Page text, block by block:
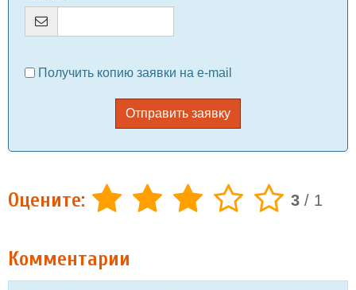
Получить копию заявки на e-mail
Отправить заявку
Оцените: 3 / 1
Комментарии